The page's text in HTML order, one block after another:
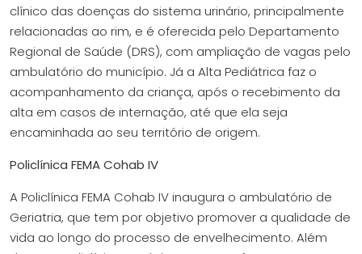
clínico das doenças do sistema urinário, principalmente
relacionadas ao rim, e é oferecida pelo Departamento
Regional de Saúde (DRS), com ampliação de vagas pelo
ambulatório do município. Já a Alta Pediátrica faz o
acompanhamento da criança, após o recebimento da
alta em casos de internação, até que ela seja
encaminhada ao seu território de origem.
Policlínica FEMA Cohab IV
A Policlínica FEMA Cohab IV inaugura o ambulatório de
Geriatria, que tem por objetivo promover a qualidade de
vida ao longo do processo de envelhecimento. Além